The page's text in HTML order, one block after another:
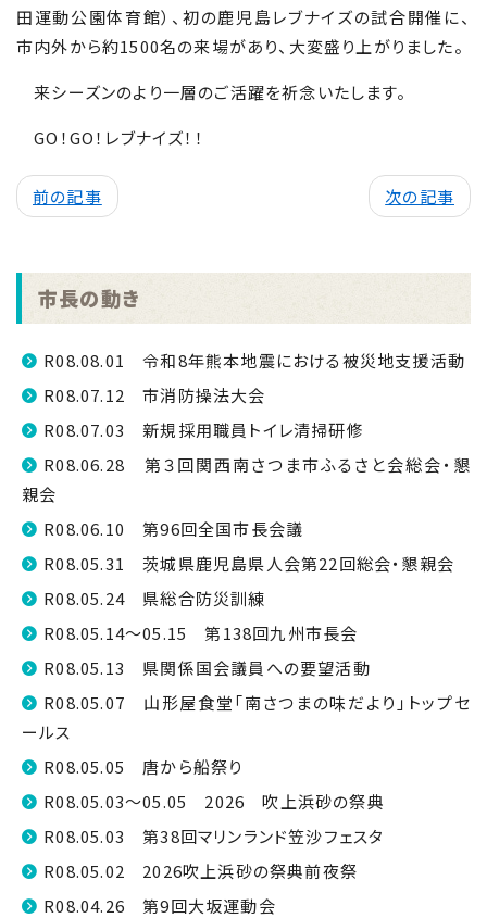
田運動公園体育館）、初の鹿児島レブナイズの試合開催に、
市内外から約1500名の来場があり、大変盛り上がりました。
来シーズンのより一層のご活躍を祈念いたします。
GO！GO！レブナイズ！！
前の記事 次の記事
市長の動き
R08.08.01 令和8年熊本地震における被災地支援活動
R08.07.12 市消防操法大会
R08.07.03 新規採用職員トイレ清掃研修
R08.06.28 第３回関西南さつま市ふるさと会総会・懇
親会
R08.06.10 第96回全国市長会議
R08.05.31 茨城県鹿児島県人会第22回総会・懇親会
R08.05.24 県総合防災訓練
R08.05.14～05.15 第138回九州市長会
R08.05.13 県関係国会議員への要望活動
R08.05.07 山形屋食堂「南さつまの味だより」トップセ
ールス
R08.05.05 唐から船祭り
R08.05.03～05.05 2026 吹上浜砂の祭典
R08.05.03 第38回マリンランド笠沙フェスタ
R08.05.02 2026吹上浜砂の祭典前夜祭
R08.04.26 第9回大坂運動会